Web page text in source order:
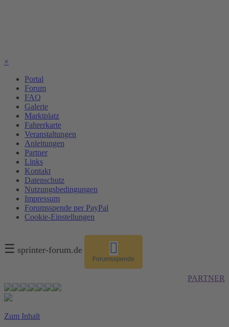
×
Portal
Forum
FAQ
Galerie
Marktplatz
Fahrerkarte
Veranstaltungen
Anleitungen
Partner
Links
Kontakt
Datenschutz
Nutzungsbedingungen
Impressum
Forumsspende per PayPal
Cookie-Einstellungen
☰ sprinter-forum.de
Forumsspende
PARTNER
Zum Inhalt